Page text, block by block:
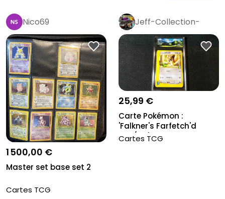
Nico69
1 500,00 €
Master set base set 2
Cartes TCG
Jeff-Collection-
Rétro Pro
25,99 €
Carte Pokémon :
'Falkner's Farfetch'd
003/141', Gr...
Cartes TCG